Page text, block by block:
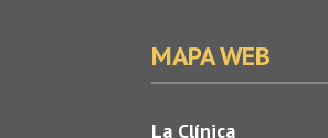
MAPA WEB
La Clínica